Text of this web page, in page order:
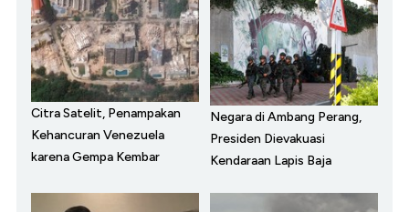
Citra Satelit, Penampakan
Kehancuran Venezuela
karena Gempa Kembar
Negara di Ambang Perang,
Presiden Dievakuasi
Kendaraan Lapis Baja